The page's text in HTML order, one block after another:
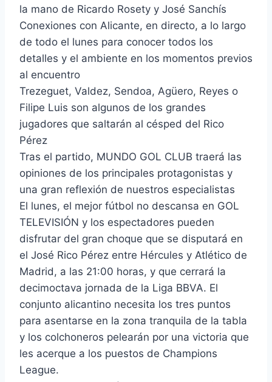
la mano de Ricardo Rosety y José Sanchís
Conexiones con Alicante, en directo, a lo largo
de todo el lunes para conocer todos los
detalles y el ambiente en los momentos previos
al encuentro
Trezeguet, Valdez, Sendoa, Agüero, Reyes o
Filipe Luis son algunos de los grandes
jugadores que saltarán al césped del Rico
Pérez
Tras el partido, MUNDO GOL CLUB traerá las
opiniones de los principales protagonistas y
una gran reflexión de nuestros especialistas
El lunes, el mejor fútbol no descansa en GOL
TELEVISIÓN y los espectadores pueden
disfrutar del gran choque que se disputará en
el José Rico Pérez entre Hércules y Atlético de
Madrid, a las 21:00 horas, y que cerrará la
decimoctava jornada de la Liga BBVA. El
conjunto alicantino necesita los tres puntos
para asentarse en la zona tranquila de la tabla
y los colchoneros pelearán por una victoria que
les acerque a los puestos de Champions
League.